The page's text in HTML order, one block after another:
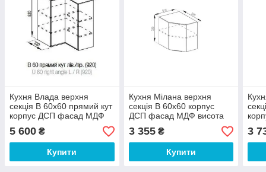
Кухня Влада верхня
секція В 60х60 прямий кут
корпус ДСП фасад МДФ
(Світ Меблів ТМ) 920
5 600 ₴
Купити
Кухня Мілана верхня
секція В 60х60 корпус
ДСП фасад МДФ висота
720 мм (Світ Меблів ТМ)
3 355₴
Купити
3